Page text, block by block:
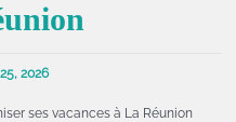
2026
ses vacances à La Réunion